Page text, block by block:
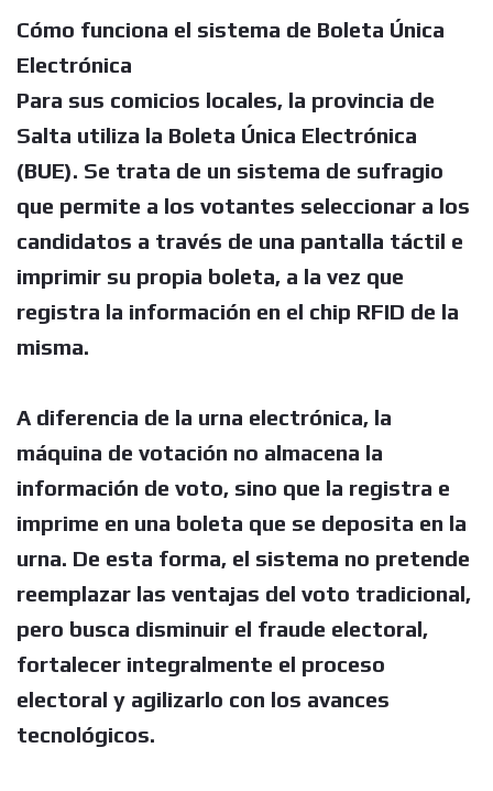
Cómo funciona el sistema de Boleta Única
Electrónica
Para sus comicios locales, la provincia de
Salta utiliza la Boleta Única Electrónica
(BUE). Se trata de un sistema de sufragio
que permite a los votantes seleccionar a los
candidatos a través de una pantalla táctil e
imprimir su propia boleta, a la vez que
registra la información en el chip RFID de la
misma.
A diferencia de la urna electrónica, la
máquina de votación no almacena la
información de voto, sino que la registra e
imprime en una boleta que se deposita en la
urna. De esta forma, el sistema no pretende
reemplazar las ventajas del voto tradicional,
pero busca disminuir el fraude electoral,
fortalecer integralmente el proceso
electoral y agilizarlo con los avances
tecnológicos.